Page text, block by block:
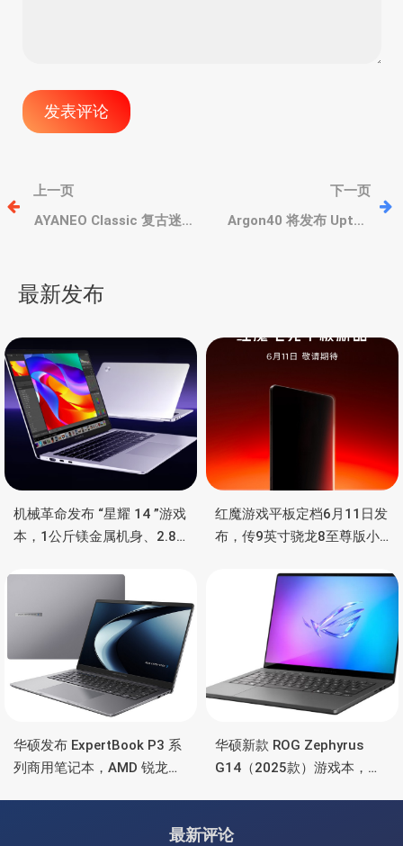
文
章
航
上一页
AYANEO Classic 复古迷你
下一页
Argon40 将发布 Upton
最新发布
机械革命发布 “星耀 14 ”游戏
本，1公斤镁金属机身、2.8K
红魔游戏平板定档6月11日发
布，传9英寸骁龙8至尊版小
华硕发布 ExpertBook P3 系
列商用笔记本，AMD 锐龙处
华硕新款 ROG Zephyrus
G14（2025款）游戏本，升
屏
最新评论